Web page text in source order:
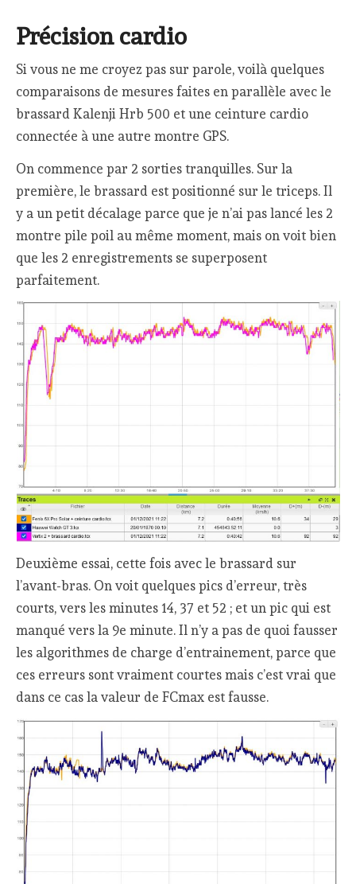
Précision cardio
Si vous ne me croyez pas sur parole, voilà quelques
comparaisons de mesures faites en parallèle avec le
brassard Kalenji Hrb 500 et une ceinture cardio
connectée à une autre montre GPS.
On commence par 2 sorties tranquilles. Sur la
première, le brassard est positionné sur le triceps. Il
y a un petit décalage parce que je n’ai pas lancé les 2
montre pile poil au même moment, mais on voit bien
que les 2 enregistrements se superposent
parfaitement.
Deuxième essai, cette fois avec le brassard sur
l’avant-bras. On voit quelques pics d’erreur, très
courts, vers les minutes 14, 37 et 52 ; et un pic qui est
manqué vers la 9e minute. Il n’y a pas de quoi fausser
les algorithmes de charge d’entrainement, parce que
ces erreurs sont vraiment courtes mais c’est vrai que
dans ce cas la valeur de FCmax est fausse.